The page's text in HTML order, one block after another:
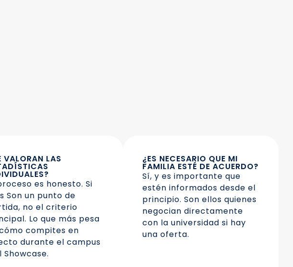
VALORAN LAS
es honesto. Si
Son un punto de
no el criterio
Lo que más pesa
compites en
durante el campus
Showcase.
¿ES NECESARIO QUE MI
FAMILIA ESTÉ DE ACUERDO?
Sí, y es importante que
estén informados desde el
principio. Son ellos quienes
negocian directamente
con la universidad si hay
una oferta.